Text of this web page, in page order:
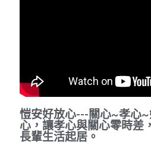
愷安好放心---關心~孝心
心，讓孝心與關心零時差
長輩生活起居。